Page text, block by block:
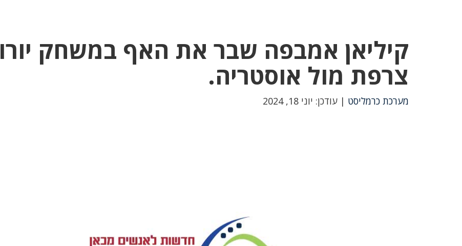
קיליאן אמבפה שבר את האף במשחק יורו
צרפת מול אוסטריה.
מערכת כרמליסט | עודכן: יוני 18, 2024